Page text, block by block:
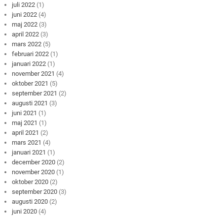
juli 2022 (1)
juni 2022 (4)
maj 2022 (3)
april 2022 (3)
mars 2022 (5)
februari 2022 (1)
januari 2022 (1)
november 2021 (4)
oktober 2021 (5)
september 2021 (2)
augusti 2021 (3)
juni 2021 (1)
maj 2021 (1)
april 2021 (2)
mars 2021 (4)
januari 2021 (1)
december 2020 (2)
november 2020 (1)
oktober 2020 (2)
september 2020 (3)
augusti 2020 (2)
juni 2020 (4)